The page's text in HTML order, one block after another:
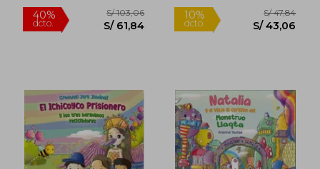
40%
dcto.
S/ 101,36
S/ 60,82
10%
dcto.
S/
S/